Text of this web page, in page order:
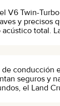
V6 Twin-
y precisos
total.
de conducción
seguros y
el Land